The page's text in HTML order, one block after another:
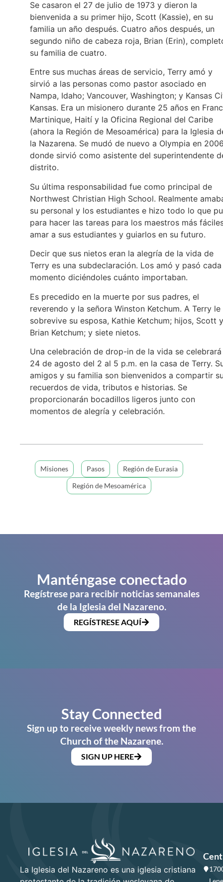
Se casaron el 27 de julio de 1973 y dieron la
bienvenida a su primer hijo, Scott (Kassie), en su
familia un año después. Cuatro años después, un
segundo niño de cabeza roja, Brian (Erin),
su familia de cuatro.
Entre sus muchas áreas de servicio, Terry amó y
sirvió a las personas como pastor asociado en
Nampa, Idaho; Vancouver, Washington; y Kansas
Kansas. Era un misionero durante 25 años en
Martinique, Haití y la Oficina Regional del Caribe
(ahora la Región de Mesoamérica) para la Iglesia
la Nazarena. Se mudó de nuevo a Olympia en
donde sirvió como asistente del superintendente
distrito.
Su última responsabilidad fue como principal de
Northwest Christian High School. Realmente
su personal y los estudiantes e hizo todo lo que
para hacer las tareas para los maestros más
amar a sus estudiantes y guiarlos en su futuro.
Decir que sus nietos eran la alegría de la vida de
Terry es una subdeclaración. Los amó y pasó cada
momento diciéndoles cuánto importaban.
Es precedido en la muerte por sus padres, el
reverendo y la señora Winston Ketchum. A Terry le
sobrevive su esposa, Kathie Ketchum; hijos, Scott y
Brian Ketchum; y siete nietos.
Una celebración de drop-in de la vida se
24 de agosto del 2 al 5 p.m. en la casa de Terry.
amigos y su familia son bienvenidos a compartir
recuerdos de vida, tributos e historias. Se
proporcionarán bocadillos ligeros junto con
momentos de alegría y celebración.
Misiones Pasos
Región de Eurasia
Región de Mesoamérica
Manténgase conectado
Regístrese para recibir noticias semanales
de la Iglesia del Nazareno.
REGÍSTRESE AQUÍ
Stay Connected
Sign up to receive weekly news from the
Church of the Nazarene.
SIGN UP HERE
La Iglesia del Nazareno es una iglesia cristiana